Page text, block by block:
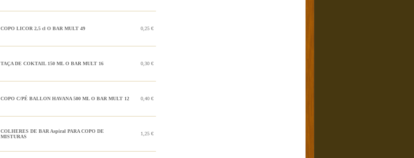
COPO LICOR 2,5 cl O BAR MULT 49 0,25 €
TAÇA DE COKTAIL 150 ML O BAR MULT 16 0,30 €
COPO C/PÉ BALLON HAVANA 500 ML O BAR MULT 12 0,40 €
COLHERES DE BAR Aspiral PARA COPO DE
MISTURAS
1,25 €